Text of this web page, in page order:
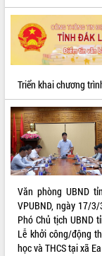
Triển khai chương
Văn phòng UBND
VPUBND, ngày 17/
Phó Chủ tịch UBND
Lễ khởi công/động
học và THCS tại xã